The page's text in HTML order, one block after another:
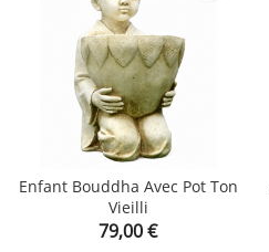
Enfant Bouddha Avec Pot Ton
Vieilli
Prix
79,00 €